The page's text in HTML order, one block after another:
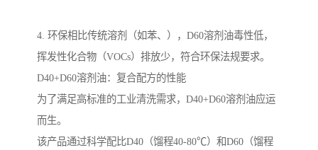
4. 环保相比传统溶剂（如苯、），D60溶剂油毒性低，
挥发性化合物（VOCs）排放少，符合环保法规要求。
D40+D60溶剂油：复合配方的性能
为了满足高标准的工业清洗需求，D40+D60溶剂油应运
而生。
该产品通过科学配比D40（馏程40-80℃）和D60（馏程